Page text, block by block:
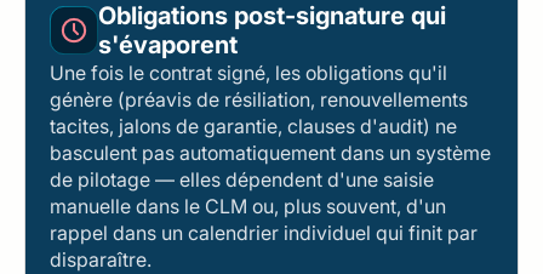
Obligations post-signature qui
s'évaporent
Une fois le contrat signé, les obligations qu'il
génère (préavis de résiliation, renouvellements
tacites, jalons de garantie, clauses d'audit) ne
basculent pas automatiquement dans un système
de pilotage — elles dépendent d'une saisie
manuelle dans le CLM ou, plus souvent, d'un
rappel dans un calendrier individuel qui finit par
disparaître.